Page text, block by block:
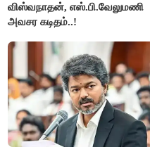
விஸ்வநாதன், எஸ்.பி.வேலுமணி
அவசர கடிதம்..!